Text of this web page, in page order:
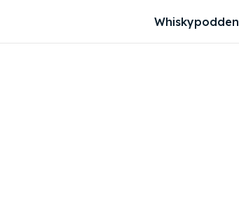
Whiskypodden